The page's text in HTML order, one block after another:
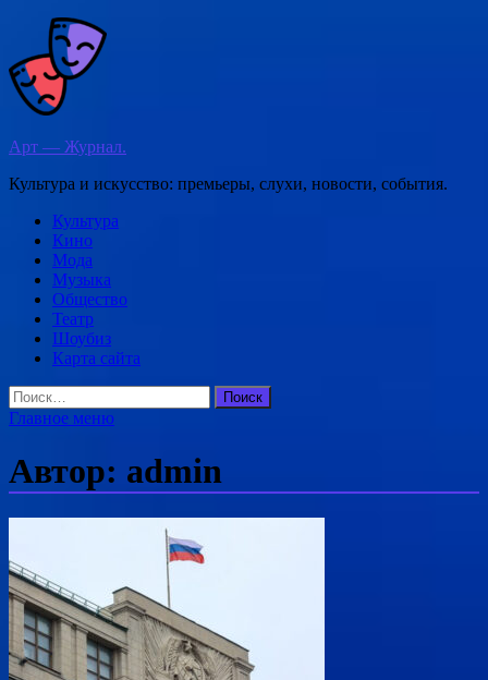
Перейти
содержимому
Арт — Журнал.
Культура и искусство: премьеры, слухи, новости, события.
Культура
Кино
Мода
Музыка
Общество
Театр
Шоубиз
Карта сайта
Найти:
Главное меню
Автор: admin